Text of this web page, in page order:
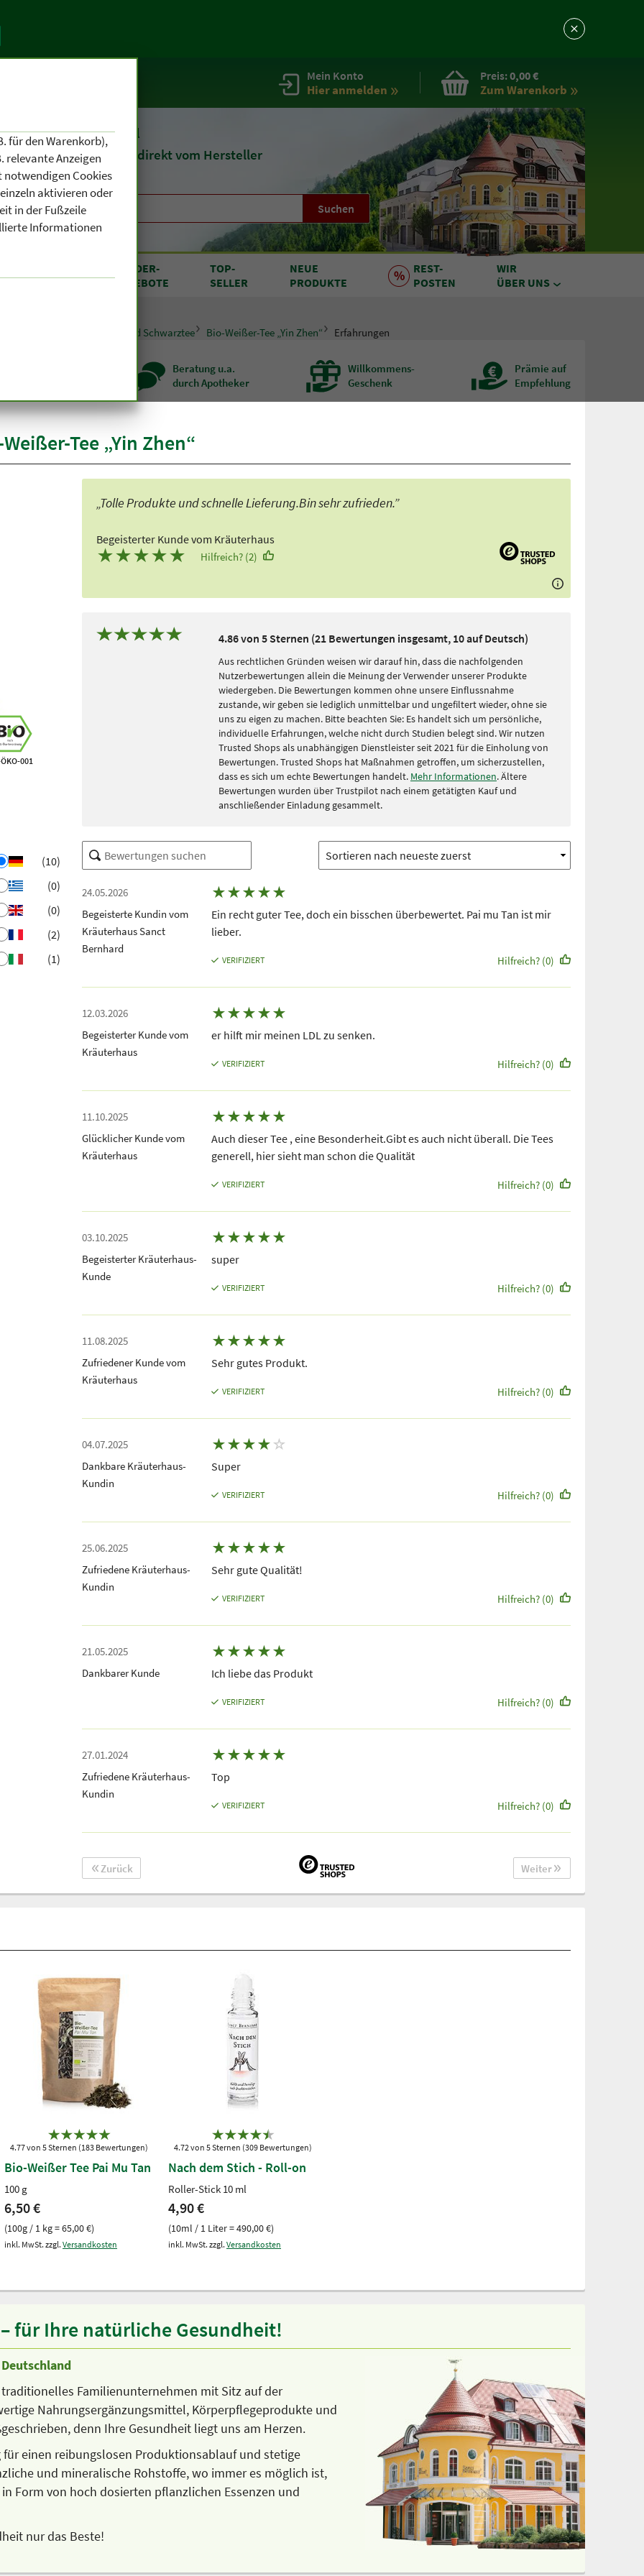
Mein Konto
Hier anmelden
Preis:0,00 €
Zum Warenkorb
1903Naturheilmittel
undKosmetik direkt vom Hersteller
Suchen
A BIS Z
SONDER-
ANGEBOTE
TOP-
SELLER
NEUE
PRODUKTE
REST-
POSTEN
WIR
ÜBER UNS
Grün- und Schwarztee Bio-Weißer-Tee „Yin Zhen“ Erfahrungen
Beratung u.a.
durch Apotheker
Willkommens-
Geschenk
Prämie auf
Empfehlung
Tee „Yin Zhen“
001
(10)
(0)
(0)
(2)
(1)
„Tolle Produkte und schnelle Lieferung.Bin sehr zufrieden.”
Begeisterter Kunde vom Kräuterhaus
★★★★★ Hilfreich? (2)
4.86 von 5 Sternen (21 Bewertungen insgesamt, 10 auf Deutsch)
Aus rechtlichen Gründen weisen wir darauf hin, dass die nachfolgenden
Nutzerbewertungen allein die Meinung der Verwender unserer Produkte
wiedergeben. Die Bewertungen kommen ohne unsere Einflussnahme
zustande, wir geben sie lediglich unmittelbar und ungefiltert wieder, ohne sie
uns zu eigen zu machen. Bitte beachten Sie: Es handelt sich um persönliche,
individuelle Erfahrungen, welche nicht durch Studien belegt sind. Wir nutzen
Trusted Shops als unabhängigen Dienstleister seit 2021 für die Einholung von
Bewertungen. Trusted Shops hat Maßnahmen getroffen, um sicherzustellen,
dass es sich um echte Bewertungen handelt. Mehr Informationen. Ältere
Bewertungen wurden über Trustpilot nach einem getätigten Kauf und
anschließender Einladung gesammelt.
24.05.2026
Begeisterte Kundin vom
Kräuterhaus Sanct
Bernhard
★★★★★
Ein recht guter Tee, doch ein bisschen überbewertet. Pai mu Tan ist mir
lieber.
VERIFIZIERT Hilfreich? (0)
12.03.2026
Begeisterter Kunde vom
Kräuterhaus
★★★★★
er hilft mir meinen LDL zu senken.
VERIFIZIERT Hilfreich? (0)
11.10.2025
Glücklicher Kunde vom
Kräuterhaus
★★★★★
Auch dieser Tee , eine Besonderheit.Gibt es auch nicht überall. Die Tees
generell, hier sieht man schon die Qualität
VERIFIZIERT Hilfreich? (0)
03.10.2025
Begeisterter Kräuterhaus-
Kunde
★★★★★
super
VERIFIZIERT Hilfreich? (0)
11.08.2025
Zufriedener Kunde vom
Kräuterhaus
★★★★★
Sehr gutes Produkt.
VERIFIZIERT Hilfreich? (0)
04.07.2025
Dankbare Kräuterhaus-
Kundin
★★★★ ☆
Super
VERIFIZIERT Hilfreich? (0)
25.06.2025
Zufriedene Kräuterhaus-
Kundin
★★★★★
Sehr gute Qualität!
VERIFIZIERT Hilfreich? (0)
21.05.2025
Dankbarer Kunde
★★★★★
Ich liebe das Produkt
VERIFIZIERT Hilfreich? (0)
27.01.2024
Zufriedene Kräuterhaus-
Kundin
★★★★★
Top
VERIFIZIERT Hilfreich? (0)
Zurück Weiter
4.77 von 5 Sternen (183 Bewertungen)
Bio-Weißer Tee Pai Mu Tan
100 g
6,50 €
(100g / 1 kg = 65,00 €)
inkl. MwSt. zzgl. Versandkosten
4.72 von 5 Sternen (309 Bewertungen)
Nach dem Stich - Roll-on
Roller-Stick 10 ml
4,90 €
(10ml / 1 Liter = 490,00 €)
inkl. MwSt. zzgl. Versandkosten
für Ihre natürliche Gesundheit!
Familienunternehmen mit Sitz auf der
Nahrungsergänzungsmittel, Körperpflegeprodukte und
denn Ihre Gesundheit liegt uns am Herzen.
für einen reibungslosen Produktionsablauf und stetige
und mineralische Rohstoffe, wo immer es möglich ist,
Form von hoch dosierten pflanzlichen Essenzen und
nur das Beste!
für den Warenkorb),
relevante Anzeigen
notwendigen Cookies
aktivieren oder
in der Fußzeile
Informationen